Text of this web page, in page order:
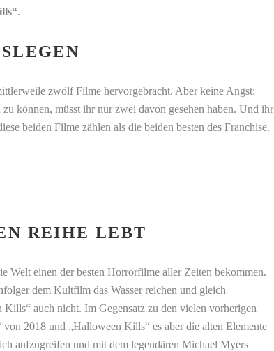
.
zwölf Filme hervorgebracht. Aber keine Angst:
können, müsst ihr nur zwei davon gesehen haben. Und ihr
beiden Filme zählen als die beiden besten des Franchise.
REIHE LEBT
Welt einen der besten Horrorfilme aller Zeiten bekommen.
dem Kultfilm das Wasser reichen und gleich
auch nicht. Im Gegensatz zu den vielen vorherigen
2018 und „Halloween Kills“ es aber die alten Elemente
aufzugreifen und mit dem legendären Michael Myers